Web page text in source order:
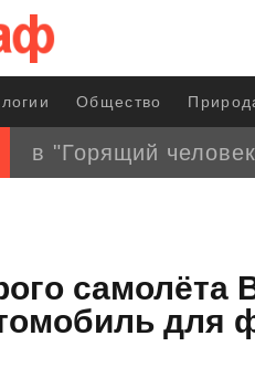
Общество
в "Горящий
самолёта
для